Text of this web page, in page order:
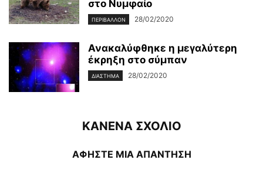
στο Νυμφαίο
ΠΕΡΙΒΆΛΛΟΝ 28/02/2020
Ανακαλύφθηκε η μεγαλύτερη
έκρηξη στο σύμπαν
ΔΙΆΣΤΗΜΑ 28/02/2020
ΚΑΝΕΝΑ ΣΧΟΛΙΟ
ΑΦΗΣΤΕ ΜΙΑ ΑΠΑΝΤΗΣΗ